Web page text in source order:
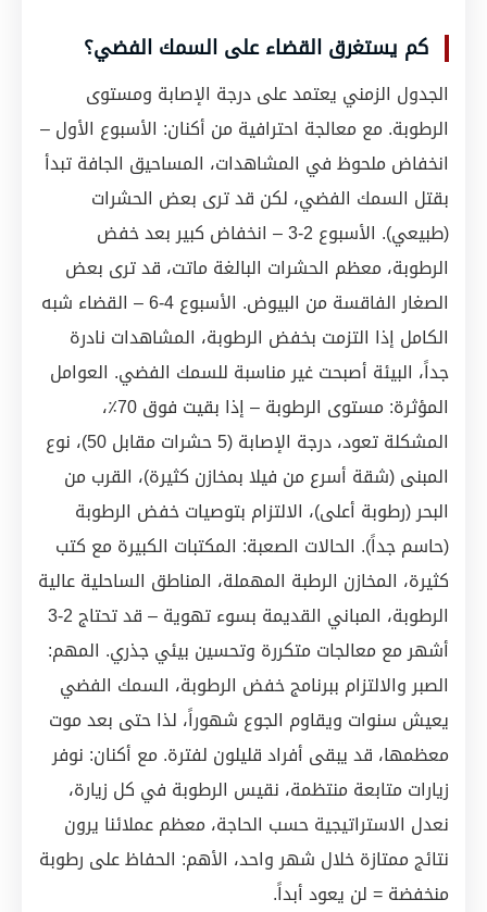
كم يستغرق القضاء على السمك الفضي؟
الجدول الزمني يعتمد على درجة الإصابة ومستوى
الرطوبة. مع معالجة احترافية من أكنان: الأسبوع الأول –
انخفاض ملحوظ في المشاهدات، المساحيق الجافة تبدأ
بقتل السمك الفضي، لكن قد ترى بعض الحشرات
(طبيعي). الأسبوع 2-3 – انخفاض كبير بعد خفض
الرطوبة، معظم الحشرات البالغة ماتت، قد ترى بعض
الصغار الفاقسة من البيوض. الأسبوع 4-6 – القضاء شبه
الكامل إذا التزمت بخفض الرطوبة، المشاهدات نادرة
جداً، البيئة أصبحت غير مناسبة للسمك الفضي. العوامل
المؤثرة: مستوى الرطوبة – إذا بقيت فوق 70٪،
المشكلة تعود، درجة الإصابة (5 حشرات مقابل 50)، نوع
المبنى (شقة أسرع من فيلا بمخازن كثيرة)، القرب من
البحر (رطوبة أعلى)، الالتزام بتوصيات خفض الرطوبة
(حاسم جداً). الحالات الصعبة: المكتبات الكبيرة مع كتب
كثيرة، المخازن الرطبة المهملة، المناطق الساحلية عالية
الرطوبة، المباني القديمة بسوء تهوية – قد تحتاج 2-3
أشهر مع معالجات متكررة وتحسين بيئي جذري. المهم:
الصبر والالتزام ببرنامج خفض الرطوبة، السمك الفضي
يعيش سنوات ويقاوم الجوع شهوراً، لذا حتى بعد موت
معظمها، قد يبقى أفراد قليلون لفترة. مع أكنان: نوفر
زيارات متابعة منتظمة، نقيس الرطوبة في كل زيارة،
نعدل الاستراتيجية حسب الحاجة، معظم عملائنا يرون
نتائج ممتازة خلال شهر واحد، الأهم: الحفاظ على رطوبة
منخفضة = لن يعود أبداً.